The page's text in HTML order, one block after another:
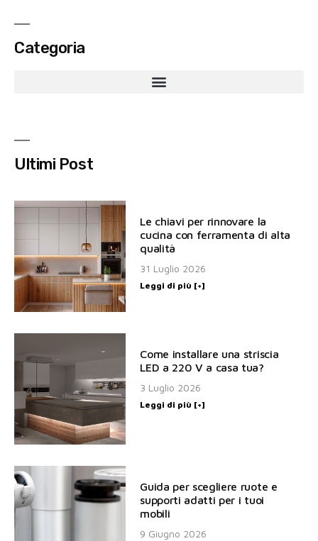
Categoria
Ultimi Post
Le chiavi per rinnovare la
cucina con ferramenta di alta
qualità
31 Luglio 2026
Leggi di più [+]
Come installare una striscia
LED a 220 V a casa tua?
3 Luglio 2026
Leggi di più [+]
Guida per scegliere ruote e
supporti adatti per i tuoi
mobili
9 Giugno 2026